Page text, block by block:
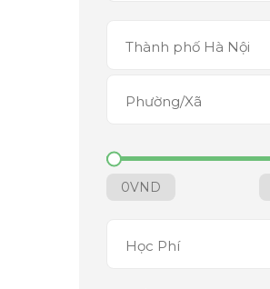
Thành phố Hà Nội
Phường/Xã
0VND
Học Phí